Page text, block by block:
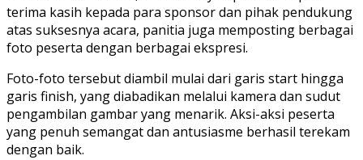
terima kasih kepada para sponsor dan pihak pendukung
atas suksesnya acara, panitia juga memposting berbagai
foto peserta dengan berbagai ekspresi.
Foto-foto tersebut diambil mulai dari garis start hingga
garis finish, yang diabadikan melalui kamera dan sudut
pengambilan gambar yang menarik. Aksi-aksi peserta
yang penuh semangat dan antusiasme berhasil terekam
dengan baik.